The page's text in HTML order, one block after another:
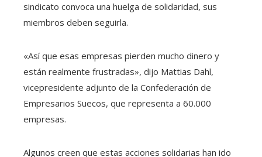
sindicato convoca una huelga de solidaridad, sus
miembros deben seguirla.
«Así que esas empresas pierden mucho dinero y
están realmente frustradas», dijo Mattias Dahl,
vicepresidente adjunto de la Confederación de
Empresarios Suecos, que representa a 60.000
empresas.
Algunos creen que estas acciones solidarias han ido